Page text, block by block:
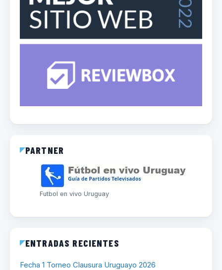
PARTNER
Futbol en vivo Uruguay
ENTRADAS RECIENTES
Fecha 1 Torneo Clausura Uruguayo 2026